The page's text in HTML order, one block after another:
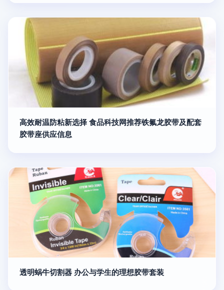
高效耐温防粘新选择 食品科技网推荐铁氟龙胶带及配套
胶带座供应信息
透明蜗牛切割器 办公与学生的理想胶带套装